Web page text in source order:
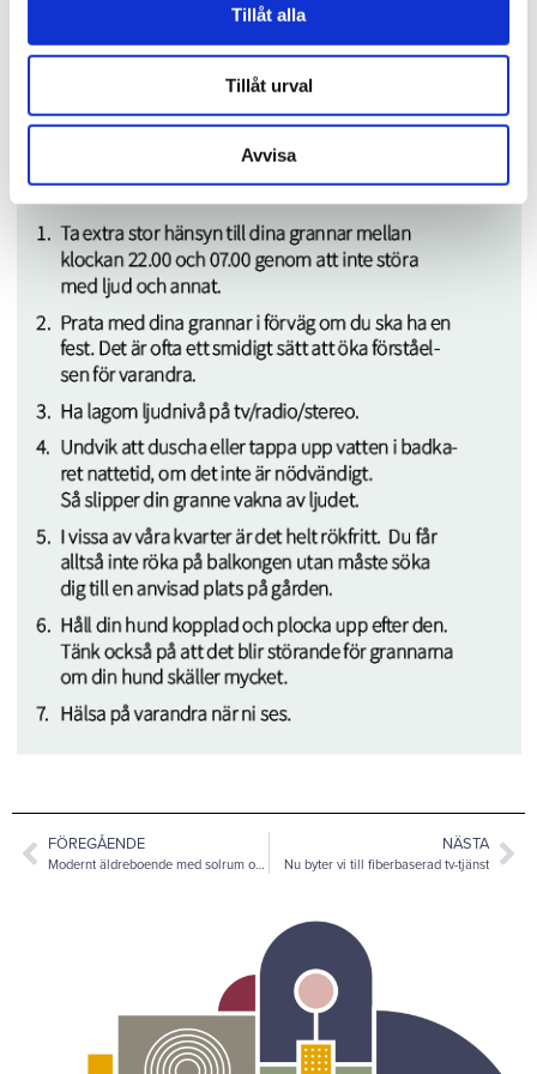
Tillåt alla
Tillåt urval
Avvisa
lever ensam och skulle behöva lite sällskap och stöttning i
vardagen? Varför inte gå ihop ett gäng grannar och hjälpas
FÖREGÅENDE
Modernt äldreboende med solrum och balkong
NÄSTA
Nu byter vi till fiberbaserad tv-tjänst